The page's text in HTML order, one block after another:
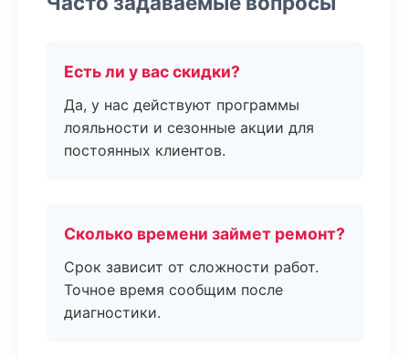
Есть ли у вас скидки?
Да, у нас действуют программы
лояльности и сезонные акции для
постоянных клиентов.
Сколько времени займет ремонт?
Срок зависит от сложности работ.
Точное время сообщим после
диагностики.